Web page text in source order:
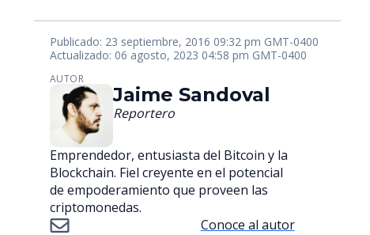
Publicado: 23 septiembre, 2016 09:32 pm GMT-0400
Actualizado: 06 agosto, 2023 04:58 pm GMT-0400
AUTOR
Jaime Sandoval
Reportero
Emprendedor, entusiasta del Bitcoin y la
Blockchain. Fiel creyente en el potencial
de empoderamiento que proveen las
criptomonedas.
Conoce al autor